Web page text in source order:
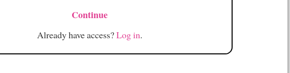
Continue
Already have access?Log in.